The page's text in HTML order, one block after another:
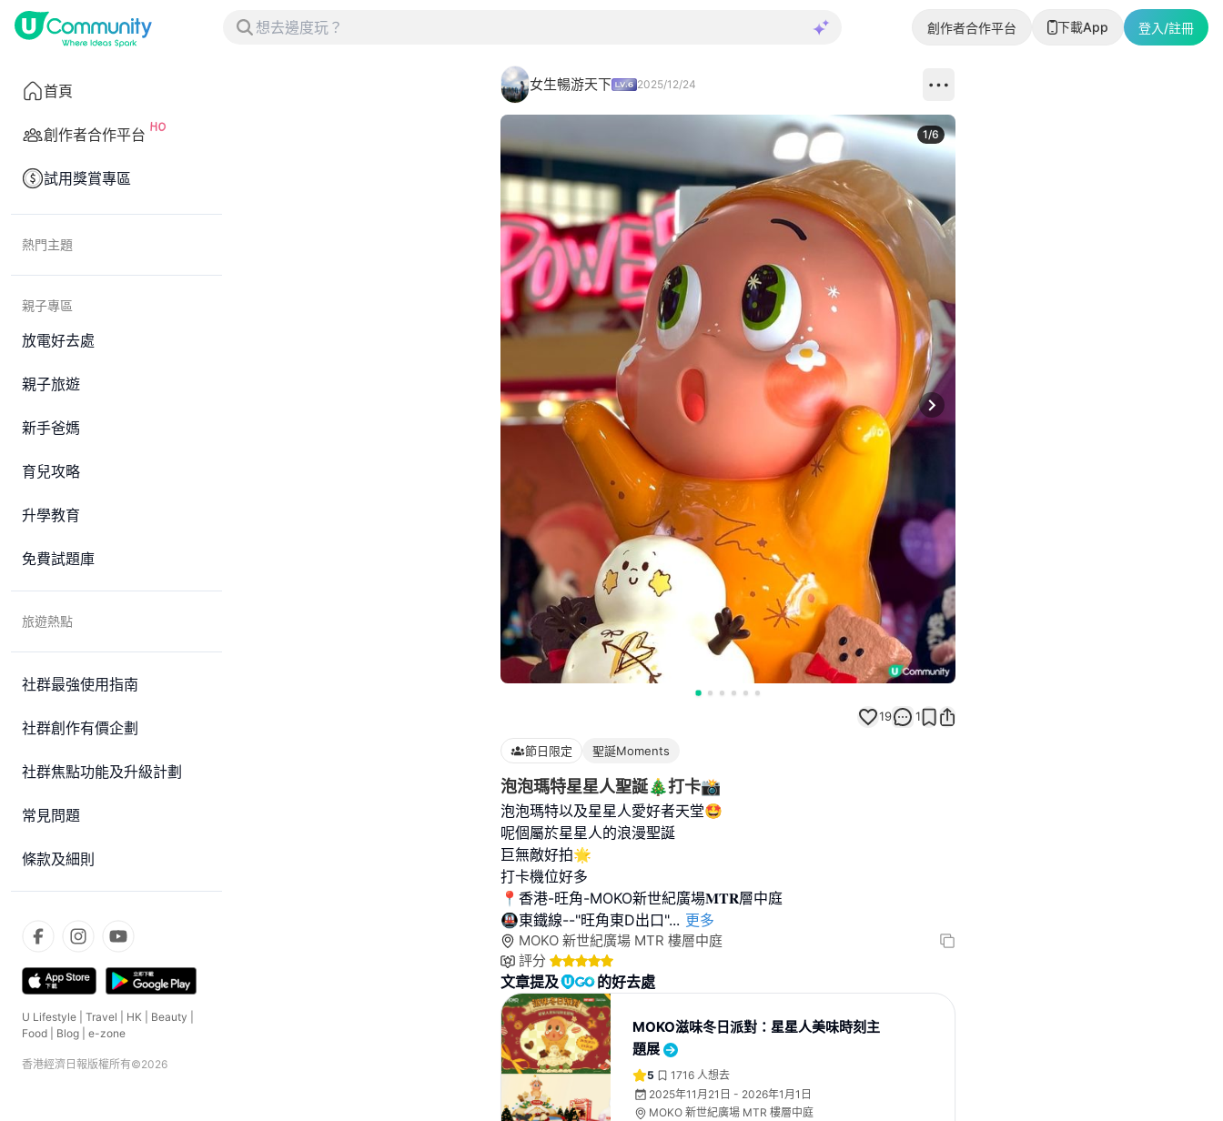
創作者合作平台 下載App 登入/註冊
首頁
創作者合作平台
試用獎賞專區
熱門主題
親子專區
放電好去處
親子旅遊
新手爸媽
育兒攻略
升學教育
免費試題庫
旅遊熱點
社群最強使用指南
社群創作有價企劃
社群焦點功能及升級計劃
常見問題
條款及細則
U Lifestyle Travel HK Beauty
Food
Blog e-zone
香港經濟日報版權所有©2026
女生暢游天下 2025/12/24
Next slide
1/6
19 1
節日限定 聖誕Moments
泡泡瑪特星星人聖誕🎄打卡📸
泡泡瑪特以及星星人愛好者天堂🤩
呢個屬於星星人的浪漫聖誕
巨無敵好拍🌟
打卡機位好多
📍香港-旺角-MOKO新世紀廣場𝐌𝐓𝐑層中庭
🚇東鐵線--"旺角東D出口"... 更多
MOKO 新世紀廣場 MTR 樓層中庭
評分
文章提及 的好去處
MOKO滋味冬日派對：星星人美味時刻主
題展
5 1716 人想去
2025年11月21日 - 2026年1月1日
MOKO 新世紀廣場 MTR 樓層中庭